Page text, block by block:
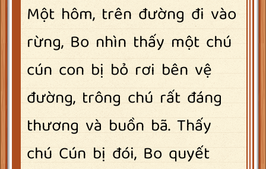
Một hôm, trên đường đi vào
rừng, Bo nhìn thấy một chú
cún con bị bỏ rơi bên vệ
đường, trông chú rất đáng
thương và buồn bã. Thấy
chú Cún bị đói, Bo quyết